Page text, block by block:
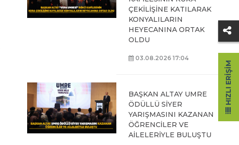
ÇEKİLİŞİNE KATILARAK
KONYALILARIN
HEYECANINA ORTAK
OLDU
03.08.2026 17:04
BAŞKAN ALTAY UMRE
ÖDÜLLÜ SİYER
YARIŞMASINI KAZANAN
ÖĞRENCİLER VE
AİLELERİYLE BULUŞTU
HIZLI ERIŞIM